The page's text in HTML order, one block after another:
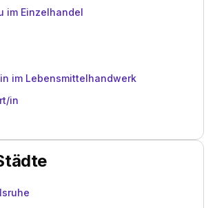
im Einzelhandel
im Lebensmittelhandwerk
in